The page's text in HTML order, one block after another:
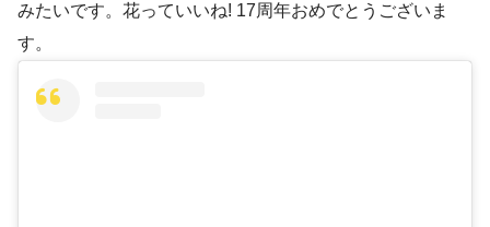
みたいです。花っていいね! 17周年おめでとうございま
す。